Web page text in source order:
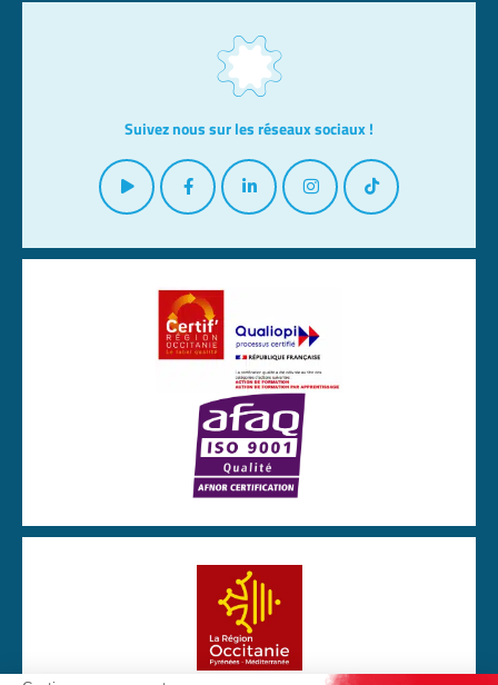
Suivez nous sur les réseaux sociaux !